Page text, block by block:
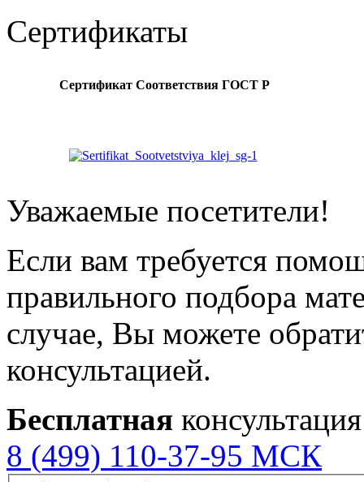
Сертификаты
Сертификат Соответствия ГОСТ Р
Уважаемые посетители!
Если вам требуется
правильного подбора
случае, Вы можете
консультацией.
Бесплатная
8 (499) 110-37-95 МСК